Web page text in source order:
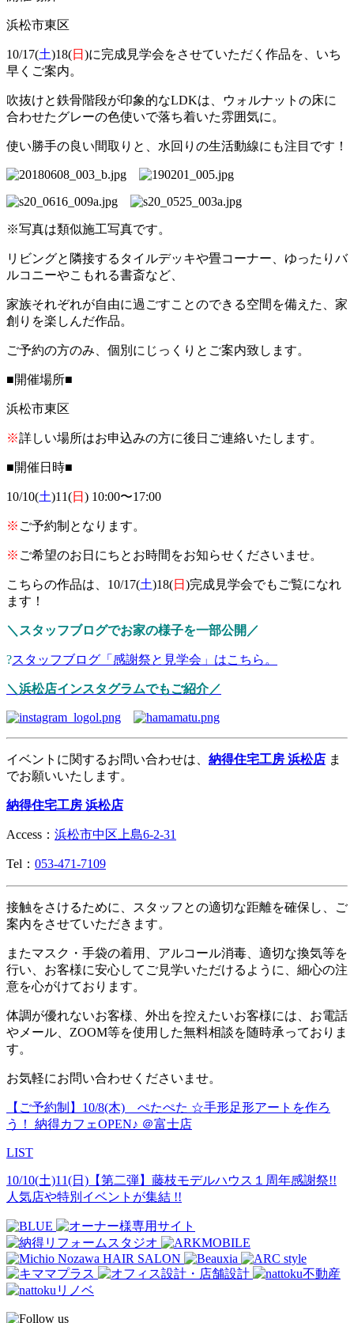
浜松市東区
10/17(土)18(日 )に完成見学会をさせていただく作品を、いち
早くご案内。
吹抜けと鉄骨階段が印象的なLDKは、ウォルナットの床に
合わせたグレーの色使いで落ち着いた雰囲気に。
使い勝手の良い間取りと、水回りの生活動線にも注目です！
※写真は類似施工写真です。
リビングと隣接するタイルデッキや畳コーナー、ゆったりバ
ルコニーやこもれる書斎など、
家族それぞれが自由に過ごすことのできる空間を備えた、家
創りを楽しんだ作品。
ご予約の方のみ、個別にじっくりとご案内致します。
■開催場所■
浜松市東区
※詳しい場所はお申込みの方に後日ご連絡いたします。
■開催日時■
10/10(土)11(日 ) 10:00〜17:00
※ ご予約制となります。
※ ご希望のお日にちとお時間をお知らせくださいませ。
こちらの作品は、10/17(土)18(日 )完成見学会でもご覧になれ
ます！
＼スタッフブログでお家の様子を一部公開／
?スタッフブログ「感謝祭と見学会」はこちら。
＼浜松店インスタグラムでもご紹介／
イベントに関するお問い合わせは、 納得住宅工房 浜松店 ま
でお願いいたします。
納得住宅工房 浜松店
Access： 浜松市中区上島6-2-31
Tel： 053-471-7109
接触をさけるために、スタッフとの適切な距離を確保し、ご
案内をさせていただきます。
またマスク・手袋の着用、アルコール消毒、適切な換気等を
行い、お客様に安心してご見学いただけるように、細心の注
意を心がけております。
体調が優れないお客様、外出を控えたいお客様には、お電話
やメール、ZOOM等を使用した無料相談を随時承っておりま
す。
お気軽にお問い合わせくださいませ。
【ご予約制】10/8(木) ぺたぺた ☆手形足形アートを作ろ
う！ 納得カフェOPEN♪ ＠富士店
LIST
10/10(土)11(日)【第二弾】藤枝モデルハウス１周年感謝祭!!
人気店や特別イベントが集結 !!